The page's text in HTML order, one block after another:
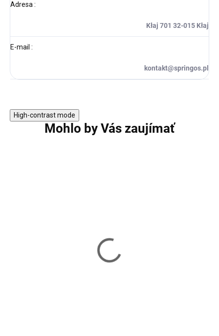
Adresa :
Kłaj 701 32-015 Kłaj
E-mail :
kontakt@springos.pl
High-contrast mode
Mohlo by Vás zaujímať